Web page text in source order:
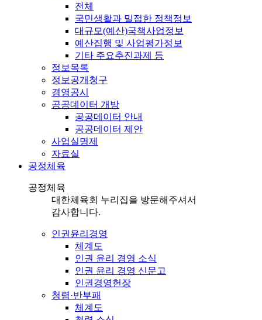
전체
국민생활과 밀접한 정책정보
대규모(예산)국책사업정보
예산집행 및 사업평가정보
기타 주요추진과제 등
정보목록
정보공개청구
경영공시
공공데이터 개방
공공데이터 안내
공공데이터 제안
사업실명제
자료실
공정체육
공정체육
대한체육회 누리집을 방문해주셔서
감사합니다.
인권윤리경영
체계도
인권 윤리 경영 소식
인권 윤리 경영 신문고
인권경영헌장
청렴·반부패
체계도